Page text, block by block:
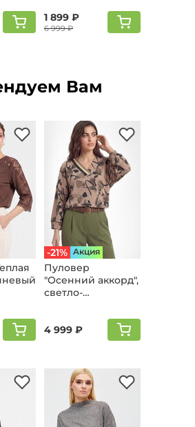
1 899 ₽
6 999 ₽
Вам
-21% Aкция
Пуловер
"Осенний аккорд",
светло-
4 999 ₽